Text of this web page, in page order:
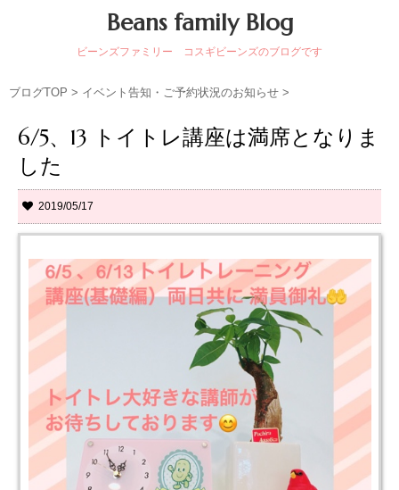
Beans family Blog
ビーンズファミリー コスギビーンズのブログです
ブログTOP > イベント告知・ご予約状況のお知らせ >
6/5、13 トイトレ講座は満席となりま
した
2019/05/17